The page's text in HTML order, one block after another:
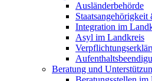
Ausländerbehörde
Integration im
Asyl im Landkreis
Beratung und